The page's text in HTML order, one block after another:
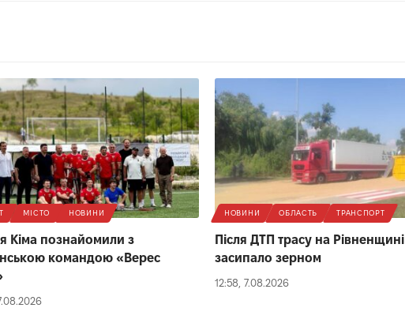
МІСТО НОВИНИ
Кіма познайомили з
командою «Верес
НОВИНИ ОБЛАСТЬ ТРАНСПОРТ
Після ДТП трасу на Рівненщині
засипало зерном
12:58, 7.08.2026